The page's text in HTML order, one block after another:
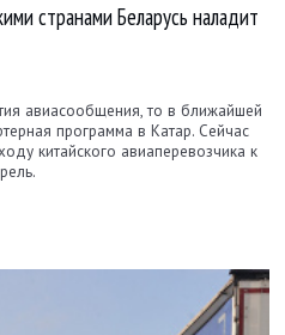
странами Беларусь наладит
авиасообщения, то в ближайшей
программа в Катар. Сейчас
китайского авиаперевозчика к